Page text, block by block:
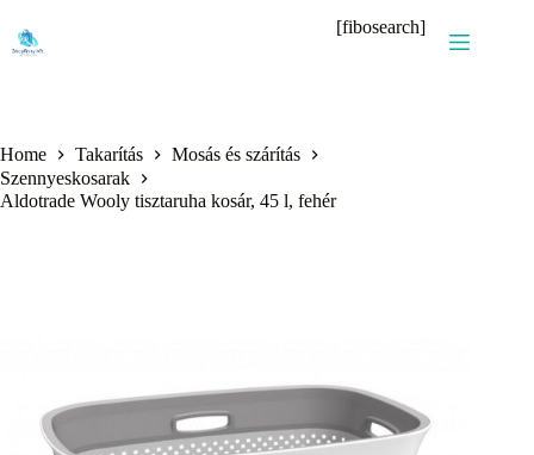
content
[fibosearch]
Home Takarítás
Mosás és szárítás
Szennyeskosarak
Aldotrade Wooly tisztaruha kosár, 45 l, fehér